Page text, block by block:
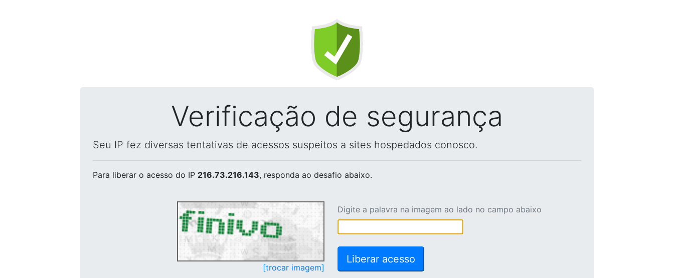
Verificação de segurança
Seu IP fez diversas tentativas de acessos suspeitos a sites hospedados conosco.
Para liberar o acesso do IP 216.73.216.143, responda ao desafio abaixo.
[trocar imagem]
Digite a palavra na imagem ao lado no campo abaixo